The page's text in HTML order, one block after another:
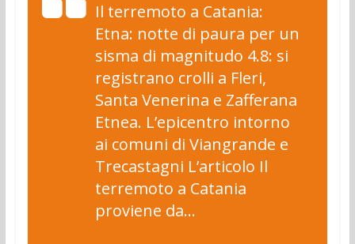
Il terremoto a Catania:
Etna: notte di paura per un
sisma di magnitudo 4.8: si
registrano crolli a Fleri,
Santa Venerina e Zafferana
Etnea. L’epicentro intorno
ai comuni di Viangrande e
Trecastagni L’articolo Il
terremoto a Catania
proviene da…